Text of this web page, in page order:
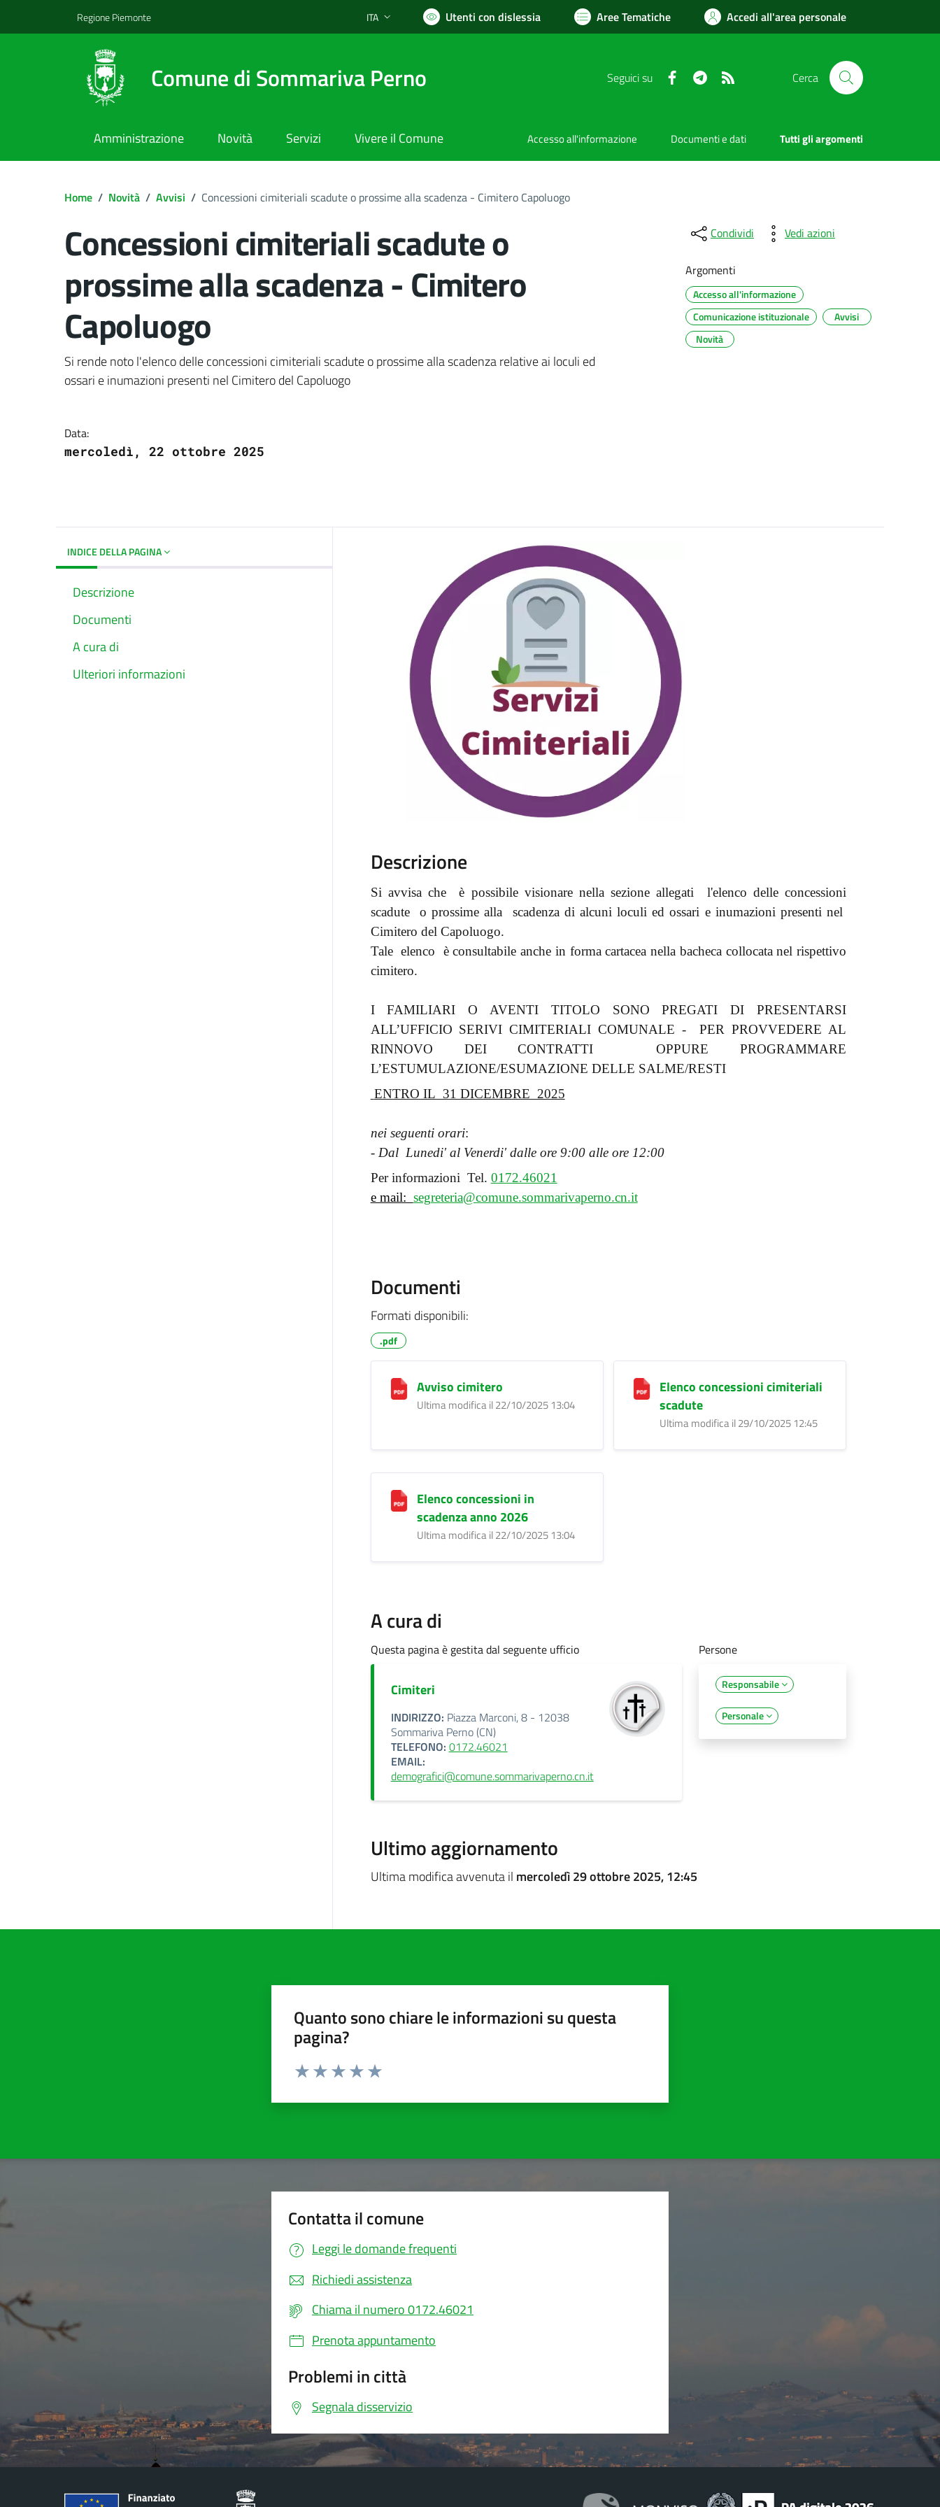
Regione Piemonte Lingua attiva:
ITA Utenti con dislessia Aree Tematiche Accedi all'area personale
Comune di Sommariva Perno Seguici su FacebookTelegram Cerca
Amministrazione Novità Servizi Vivere il Comune Accesso all'informazione Documenti e dati Tutti gli argomenti
Home / Novità / Avvisi / Concessioni cimiteriali scadute o prossime alla scadenza - Cimitero Capoluogo
Concessioni cimiteriali scadute o
prossime alla scadenza - Cimitero
Capoluogo
Dettagli del documento
Si rende noto l'elenco delle concessioni cimiteriali scadute o prossime alla scadenza relative ai loculi ed
ossari e inumazioni presenti nel Cimitero del Capoluogo
Data:
mercoledì, 22 ottobre 2025
Condividi Vedi azioni
Argomenti
Accesso all'informazione
Comunicazione istituzionale
Avvisi
Novità
INDICE DELLA PAGINA
Descrizione
Documenti
A cura di
Ulteriori informazioni
Descrizione
Si avvisa che è possibile visionare nella sezione allegati l'elenco delle concessioni
scadute o prossime alla scadenza di alcuni loculi ed ossari e inumazioni presenti nel
Cimitero del Capoluogo.
Tale elenco è consultabile anche in forma cartacea nella bacheca collocata nel rispettivo
cimitero.
I FAMILIARI O AVENTI TITOLO SONO PREGATI DI PRESENTARSI
ALL’UFFICIO SERIVI CIMITERIALI COMUNALE - PER PROVVEDERE AL
RINNOVO DEI CONTRATTI OPPURE PROGRAMMARE
L’ESTUMULAZIONE/ESUMAZIONE DELLE SALME/RESTI
ENTRO IL 31 DICEMBRE 2025
nei seguenti orari:
- Dal Lunedi' al Venerdi' dalle ore 9:00 alle ore 12:00
Per informazioni Tel. 0172.46021
e mail: segreteria@comune.sommarivaperno.cn.it
Documenti
Formati disponibili:
.pdf
Avviso cimitero
Ultima modifica il 22/10/2025 13:04
Elenco concessioni cimiteriali
scadute
Ultima modifica il 29/10/2025 12:45
Elenco concessioni in
scadenza anno 2026
Ultima modifica il 22/10/2025 13:04
A cura di
Questa pagina è gestita dal seguente ufficio
Cimiteri
INDIRIZZO: Piazza Marconi, 8 - 12038
Sommariva Perno (CN)
TELEFONO: 0172.46021
EMAIL:
demografici@comune.sommarivaperno.cn.it
Persone
Responsabile
Personale
Ultimo aggiornamento
Ultima modifica avvenuta il mercoledì 29 ottobre 2025, 12:45
Quanto sono chiare le informazioni su questa
pagina?
Valuta da 1 a 5 stelle la pagina
Contatta il comune
Leggi le domande frequenti
Richiedi assistenza
Chiama il numero 0172.46021
Prenota appuntamento
Problemi in città
Segnala disservizio